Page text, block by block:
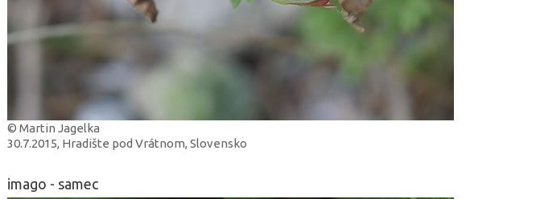
© Martin Jagelka
30.7.2015, Hradište pod Vrátnom, Slovensko
imago - samec